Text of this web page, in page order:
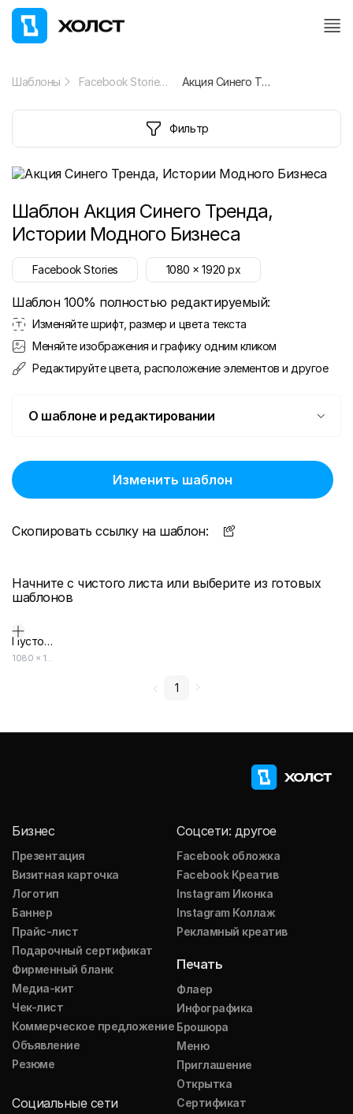
Шаблоны Facebook Stories Акция Синего Тренда, Истории Модного Бизнеса
Фильтр
Шаблон Акция Синего Тренда,
Истории Модного Бизнеса
Facebook Stories 1080 x1920 px
Шаблон 100% полностью редактируемый:
Изменяйте шрифт, размер и цвета текста
Меняйте изображения и графику одним кликом
Редактируйте цвета, расположение элементов и другое
О шаблоне и редактировании
Изменить шаблон
Скопировать ссылку на шаблон:
Начните с чистого листа или выберите из готовых
шаблонов
Пустой дизайн-макет
1080 × 1920
1
Бизнес
Презентация
Визитная карточка
Логотип
Баннер
Прайс-лист
Подарочный сертификат
Фирменный бланк
Медиа-кит
Чек-лист
Коммерческое предложение
Объявление
Резюме
Социальные сети
Соцсети: другое
Facebook обложка
Facebook Креатив
Instagram Иконка
Instagram Коллаж
Рекламный креатив
Печать
Флаер
Инфографика
Брошюра
Меню
Приглашение
Открытка
Сертификат